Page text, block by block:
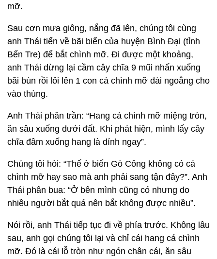
mỡ.
Sau cơn mưa giông, nắng đã lên, chúng tôi cùng
anh Thái tiến về bãi biển của huyện Bình Đại (tỉnh
Bến Tre) để bắt chình mỡ. Đi được một khoảng,
anh Thái dừng lại cầm cây chĩa 9 mũi nhấn xuống
bãi bùn rồi lôi lên 1 con cá chình mỡ dài ngoằng cho
vào thùng.
Anh Thái phân trần: “Hang cá chình mỡ miệng tròn,
ăn sâu xuống dưới đất. Khi phát hiện, mình lấy cây
chĩa đâm xuống hang là dính ngay”.
Chúng tôi hỏi: “Thế ở biển Gò Công không có cá
chình mỡ hay sao mà anh phải sang tận đây?”. Anh
Thái phân bua: “Ở bên mình cũng có nhưng do
nhiều người bắt quá nên bắt không được nhiều”.
Nói rồi, anh Thái tiếp tục đi về phía trước. Không lâu
sau, anh gọi chúng tôi lại và chỉ cái hang cá chình
mỡ. Đó là cái lỗ tròn như ngón chân cái, ăn sâu